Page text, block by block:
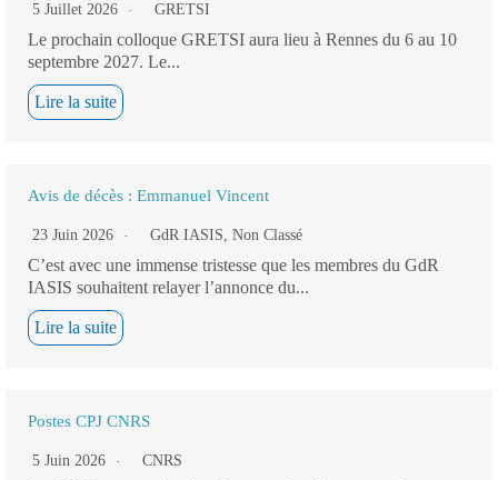
5 Juillet 2026 GRETSI
Le prochain colloque GRETSI aura lieu à Rennes du 6 au 10
septembre 2027. Le...
Lire la suite
Avis de décès : Emmanuel Vincent
23 Juin 2026 GdR IASIS, Non Classé
C’est avec une immense tristesse que les membres du GdR
IASIS souhaitent relayer l’annonce du...
Lire la suite
Postes CPJ CNRS
5 Juin 2026 CNRS